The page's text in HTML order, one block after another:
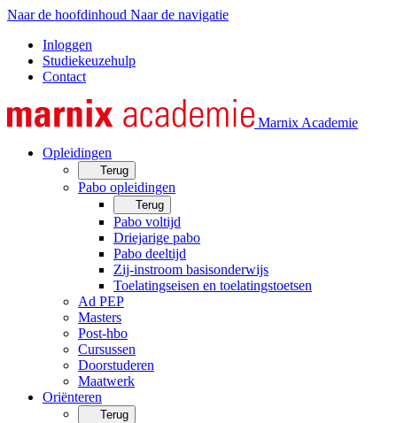
Naar de hoofdinhoud Naar de navigatie
Inloggen
Studiekeuzehulp
Contact
Marnix Academie
Opleidingen
Terug
Pabo opleidingen
Terug
Pabo voltijd
Driejarige pabo
Pabo deeltijd
Zij-instroom basisonderwijs
Toelatingseisen en toelatingstoetsen
Ad PEP
Masters
Post-hbo
Cursussen
Doorstuderen
Maatwerk
Oriënteren
Terug